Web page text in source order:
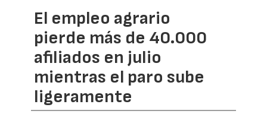
El empleo agrario
pierde más de 40.000
afiliados en julio
mientras el paro sube
ligeramente